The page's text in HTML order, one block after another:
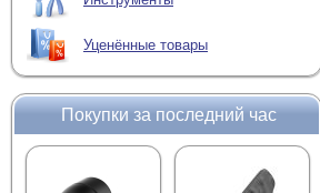
Уценённые товары
Покупки за последний час